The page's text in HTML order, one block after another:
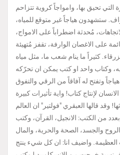
التي تحيق بها، وامواجاً كروية تتزاحم
ستشهدون هياجاً غير متوقع للمياه،
مُحدثة اضطراباً على الامواج،
على الاغصان الوارفة، تقفز مُتهيئة
كثيراً ما ينام شعب ما، مثل مياه
وكتاب واحد او كتب يمكن ان تحرّكه
لإنتاج كتاب! واية تأثيرات كبيرة
وقد قالها العبقري "فولتير" ان العالم
من الكتب: الانجيل، القرآن، وكتب
والجسد، الصحة والحرية، والمال
واضيف انا: ان كل شيء ينتج